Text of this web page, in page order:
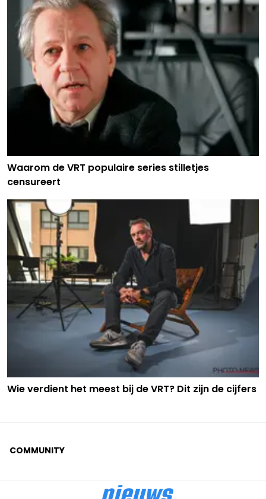
Waarom de VRT populaire series stilletjes
censureert
Wie verdient het meest bij de VRT? Dit zijn de cijfers
COMMUNITY